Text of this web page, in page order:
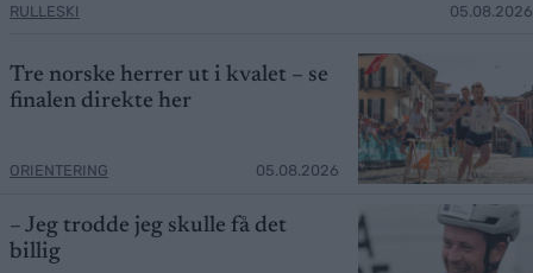
RULLESKI 05.08.2026
Tre norske herrer ut i kvalet – se
finalen direkte her
ORIENTERING 05.08.2026
– Jeg trodde jeg skulle få det
billig